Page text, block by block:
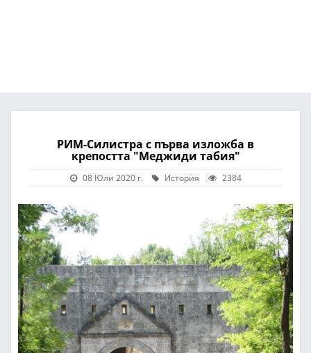
РИМ-Силистра с първа изложба в
крепостта "Меджиди табия"
08 Юли 2020 г. История 2384